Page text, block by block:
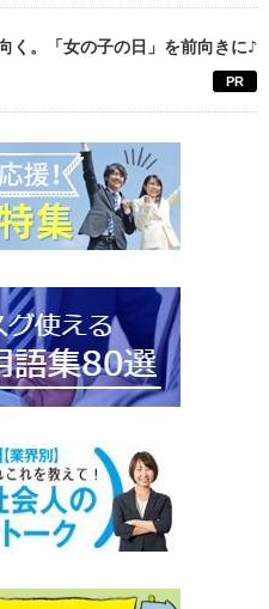
く。「女の子の日」を前向きに♪
PR